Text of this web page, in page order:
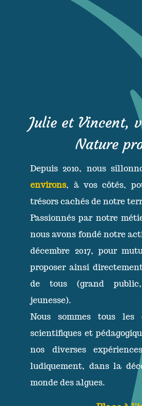
Julie et Vincent,
Nature
Depuis 2010, nous
environs, à vos côtés,
trésors cachés de notre
Passionnés par notre
nous avons fondé notre
décembre 2017, pour
proposer ainsi
de tous (grand public,
jeunesse).
Nous sommes tous les
scientifiques et
nos diverses
ludiquement, dans la
monde des algues.